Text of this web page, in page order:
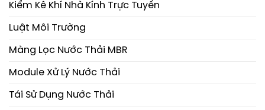
Kiểm Kê Khí Nhà Kính Trực Tuyến
Luật Môi Trường
Màng Lọc Nước Thải MBR
Module Xử Lý Nước Thải
Tái Sử Dụng Nước Thải